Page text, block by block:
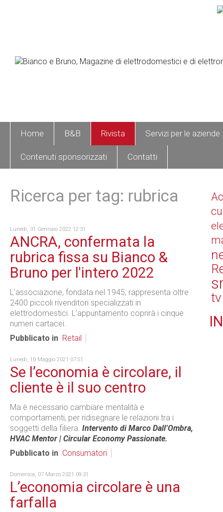
Home B&B Rivista Servizi per le aziende
Contenuti sponsorizzati Contatti
Ricerca per tag: rubrica
Lunedì, 31 Gennaio 2022 12:31
ANCRA, confermata la
rubrica fissa su Bianco &
Bruno per l'intero 2022
L’associazione, fondata nel 1945, rappresenta oltre
2400 piccoli rivenditori specializzati in
elettrodomestici. L'appuntamento coprirà i cinque
numeri cartacei.
Pubblicato in Retail
Lunedì, 10 Maggio 2021 07:51
Se l’economia è circolare, il
cliente è il suo centro
Ma è necessario cambiare mentalità e
comportamenti, per ridisegnare le relazioni tra i
soggetti della filiera. Intervento di Marco Dall’Ombra,
HVAC Mentor | Circular Economy Passionate.
Pubblicato in Consumatori
Domenica, 07 Marzo 2021 09:31
L’economia circolare è una
farfalla
tv
IN